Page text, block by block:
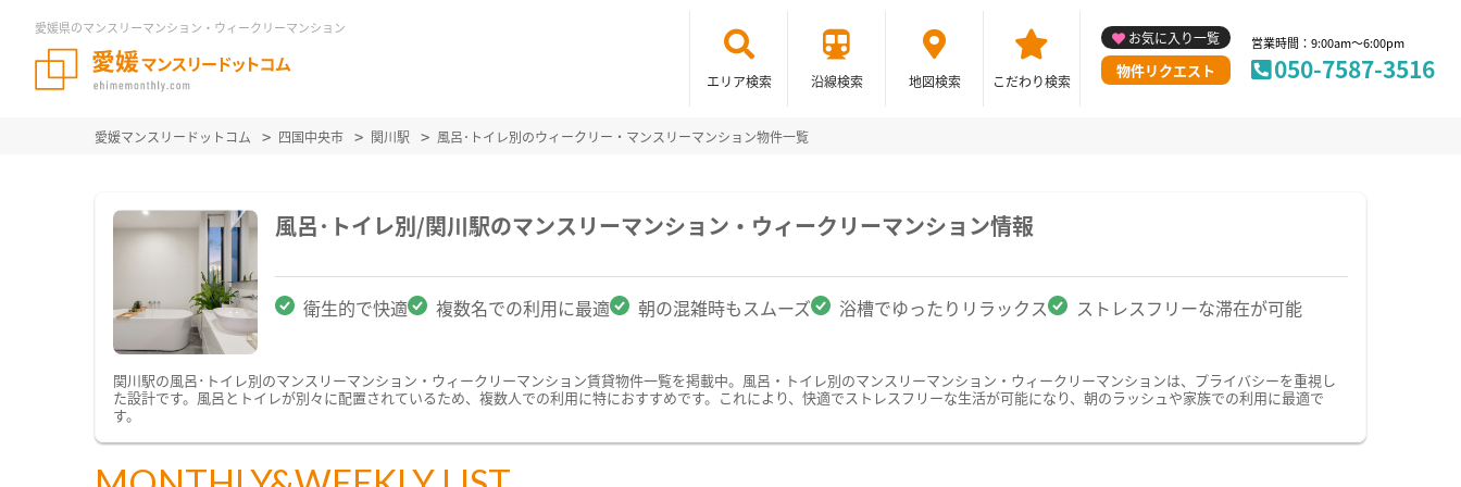
愛媛県のマンスリーマンション・ウィークリーマンション
エリア検索 沿線検索 地図検索 こだわり検索
お気に入り一覧
物件リクエスト
営業時間：9:00am～6:00pm
050-7587-3516
愛媛マンスリードットコム 四国中央市 関川駅 風呂･トイレ別のウィークリー・マンスリーマンション物件一覧
風呂･トイレ別/関川駅のマンスリーマンション・ウィークリーマンション情報
衛生的で快適 複数名での利用に最適 朝の混雑時もスムーズ 浴槽でゆったりリラックス ストレスフリーな滞在が可能
関川駅の風呂･トイレ別のマンスリーマンション・ウィークリーマンション賃貸物件一覧を掲載中。風呂・トイレ別のマンスリーマンション・ウィークリーマンションは、プライバシーを重視し
た設計です。風呂とトイレが別々に配置されているため、複数人での利用に特におすすめです。これにより、快適でストレスフリーな生活が可能になり、朝のラッシュや家族での利用に最適で
す。